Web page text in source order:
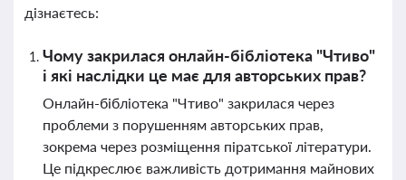
дізнаєтесь:
Чому закрилася онлайн-бібліотека "Чтиво"
і які наслідки це має для авторських прав?
Онлайн-бібліотека "Чтиво" закрилася через
проблеми з порушенням авторських прав,
зокрема через розміщення піратської літератури.
Це підкреслює важливість дотримання майнових